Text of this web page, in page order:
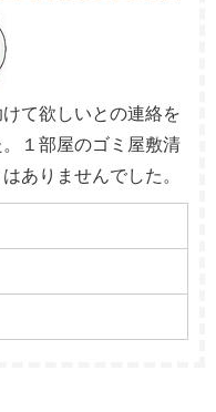
て欲しいとの連絡を
１部屋のゴミ屋敷清
ありませんでした。